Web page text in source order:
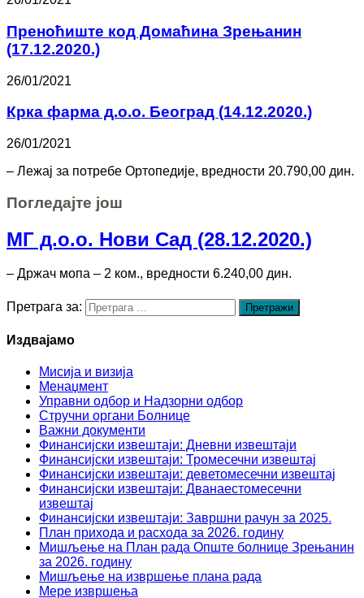
Преноћиште код Домаћина Зрењанин
(17.12.2020.)
26/01/2021
Крка фарма д.о.о. Београд (14.12.2020.)
26/01/2021
– Лежај за потребе Ортопедије, вредности 20.790,00 дин.
Погледајте још
МГ д.о.о. Нови Сад (28.12.2020.)
– Држач мопа – 2 ком., вредности 6.240,00 дин.
Претрага за:
Издвајамо
Мисија и визија
Менаџмент
Управни одбор и Надзорни одбор
Стручни органи Болнице
Важни документи
Финансијски извештаји: Дневни извештаји
Финансијски извештаји: Тромесечни извештај
Финансијски извештаји: деветомесечни извештај
Финансијски извештаји: Дванаестомесечни
извештај
Финансијски извештаји: Завршни рачун за 2025.
План прихода и расхода за 2026. годину
Мишљење на План рада Опште болнице Зрењанин
за 2026. годину
Мишљење на извршење плана рада
Мере извршења